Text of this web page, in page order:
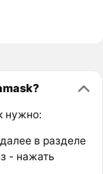
нужно:
в разделе
- нажать